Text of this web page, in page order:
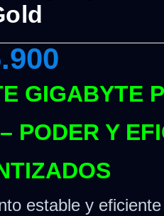
GIGABYTE
PODER Y
estable y